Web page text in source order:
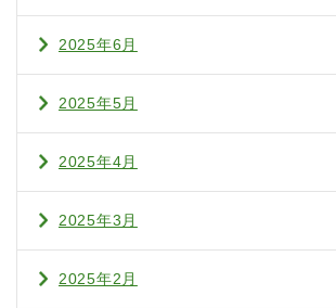
2025年6月
2025年5月
2025年4月
2025年3月
2025年2月